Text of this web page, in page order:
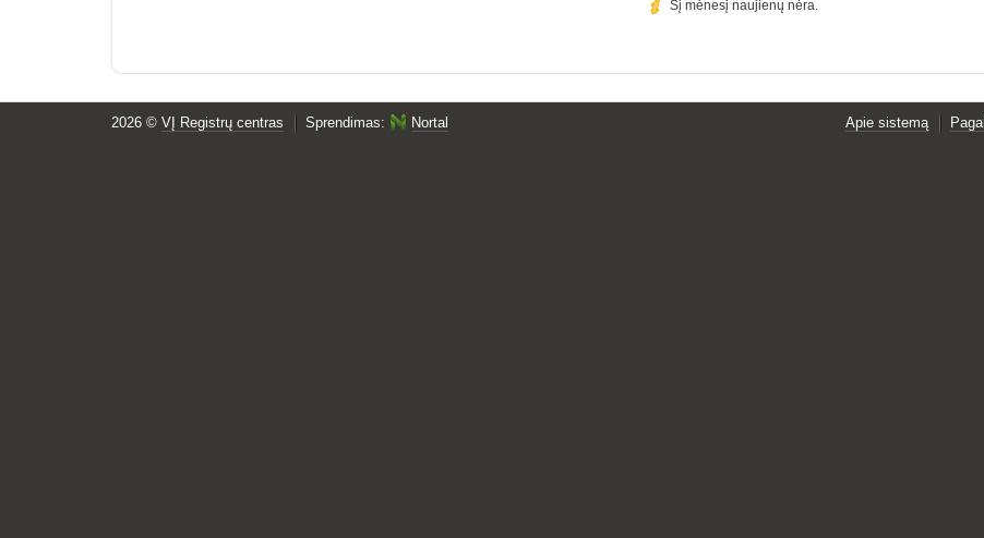
Šį mėnesį naujienų nėra.
Apie sistemą
2026 © VĮ Registrų centras Sprendimas: Nortal